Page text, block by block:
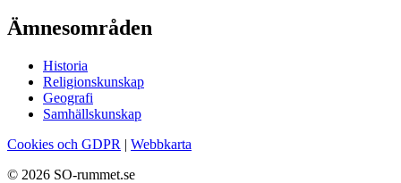
Ämnesområden
Historia
Religionskunskap
Geografi
Samhällskunskap
Cookies och GDPR | Webbkarta
© 2026 SO-rummet.se